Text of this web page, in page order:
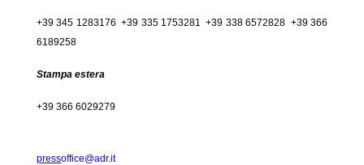
+39 345 1283176 +39 335 1753281 +39 338 6572828 +39 366
6189258
Stampa estera
+39 366 6029279
pressoffice@adr.it